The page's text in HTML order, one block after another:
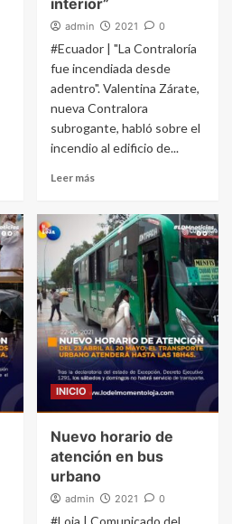
interior”
admin 2021 0
#Ecuador | "La Contraloría
fue incendiada desde
adentro". Valentina Zárate,
nueva Contralora
subrogante, habló sobre el
incendio al edificio de...
Leer más
INICIO
Nuevo horario de
atención en bus
urbano
admin 2021 0